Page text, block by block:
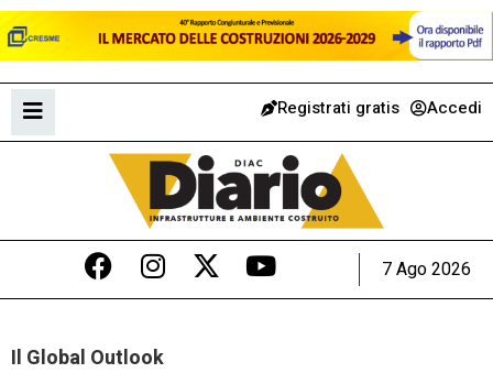
Registrati gratis Accedi
7 Ago 2026
Il Global Outlook